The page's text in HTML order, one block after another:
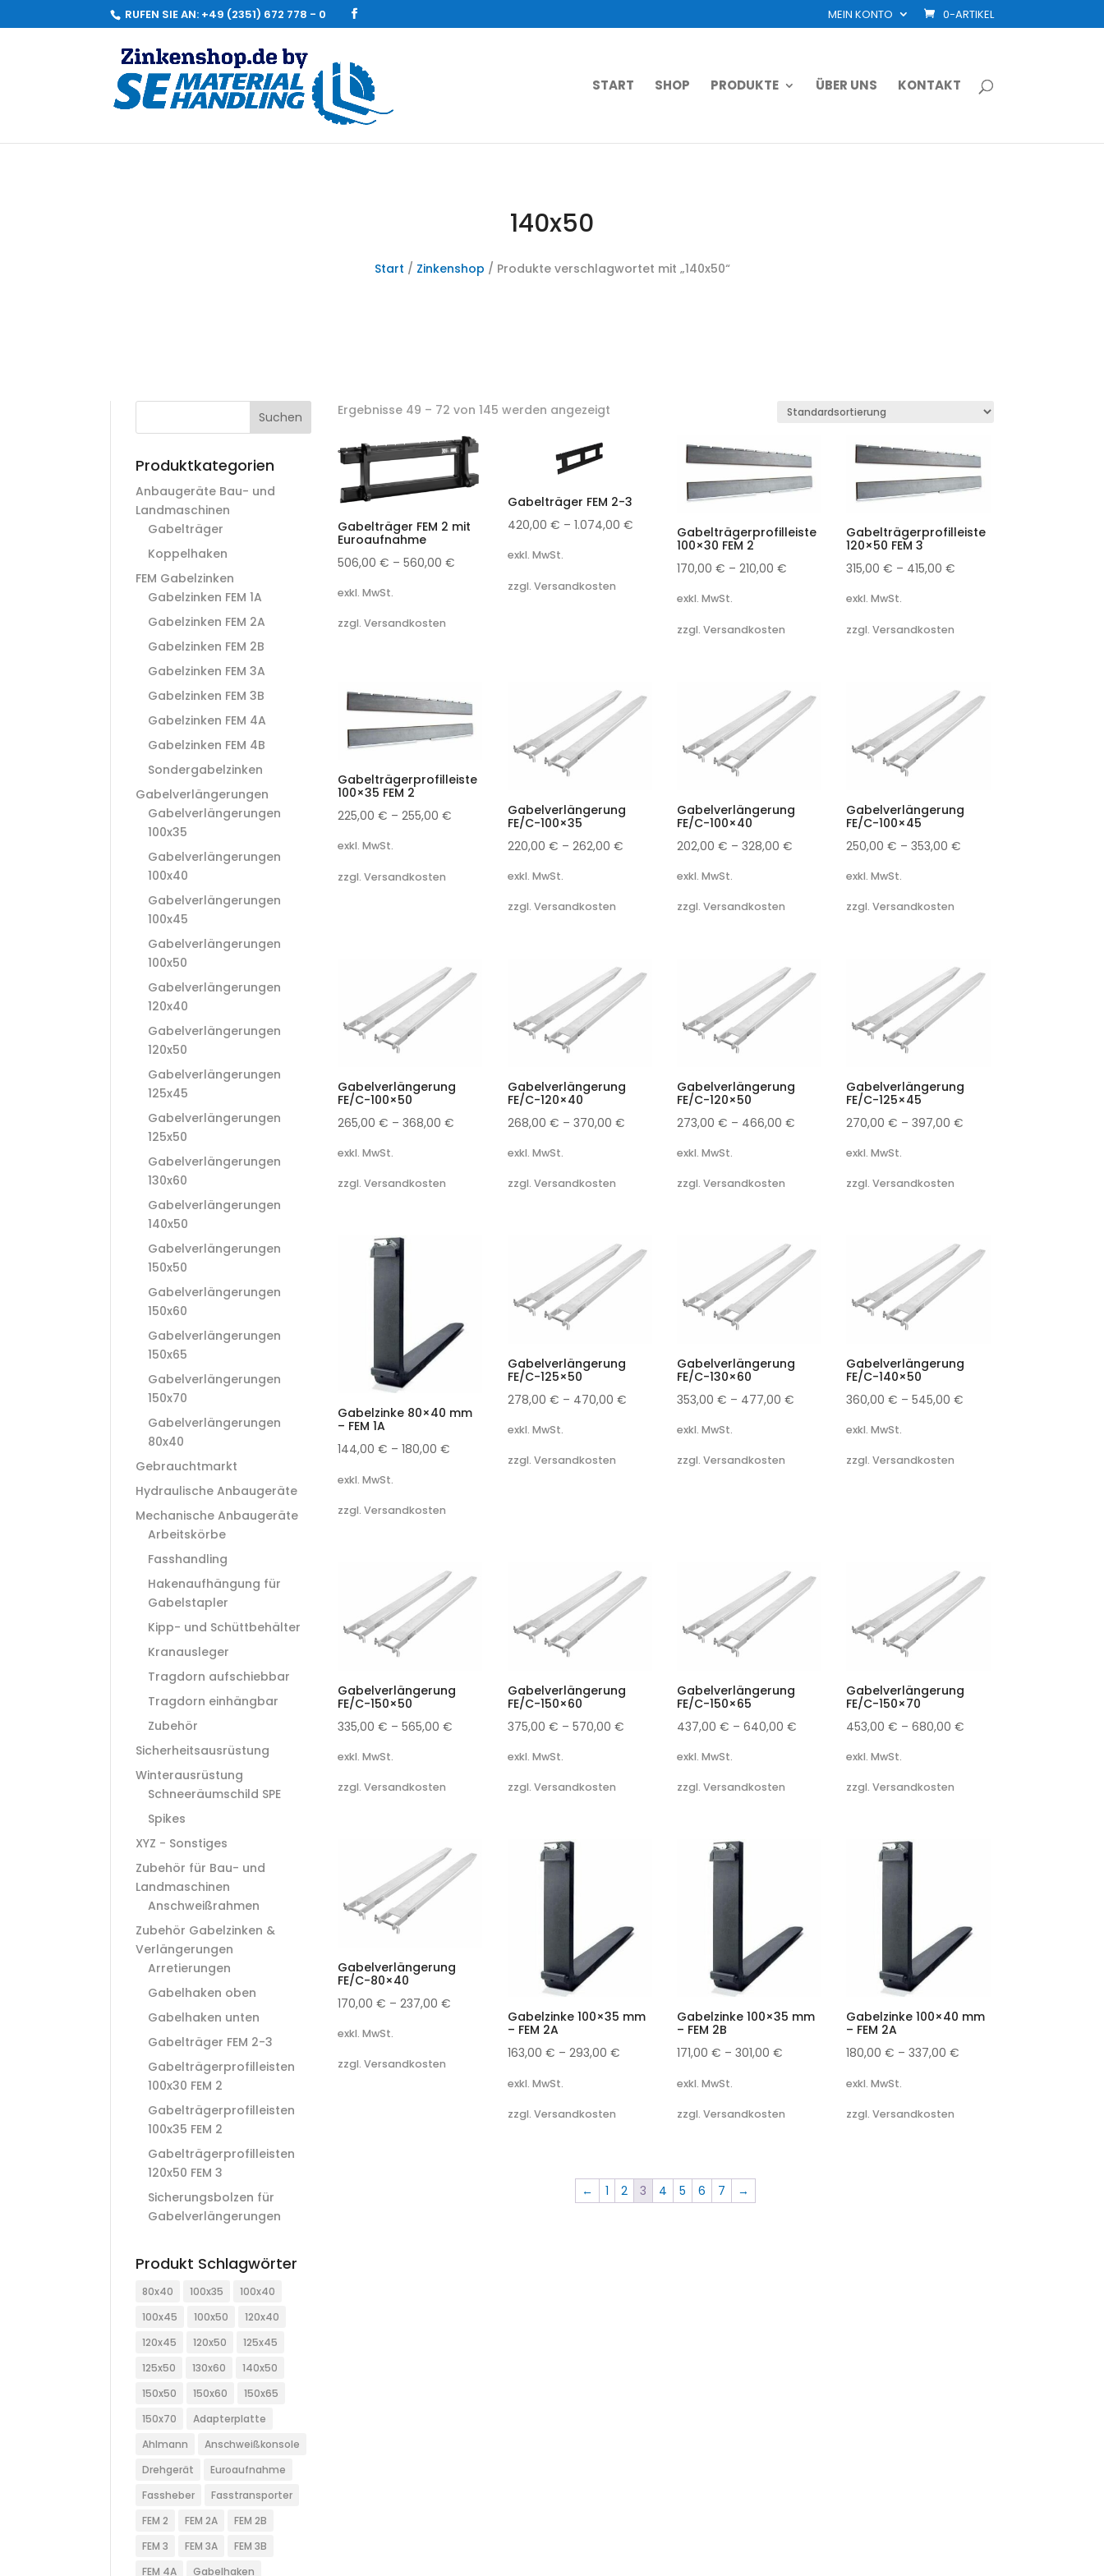
RUFEN SIE AN: +49 (2351) 672 778 - 0 MEIN KONTO 0-ARTIKEL
START SHOP PRODUKTE ÜBER UNS KONTAKT
140x50
Start / Zinkenshop / Produkte verschlagwortet mit „140x50“
Suchen
Produktkategorien
Anbaugeräte Bau- und
Landmaschinen
Gabelträger
Koppelhaken
FEM Gabelzinken
Gabelzinken FEM 1A
Gabelzinken FEM 2A
Gabelzinken FEM 2B
Gabelzinken FEM 3A
Gabelzinken FEM 3B
Gabelzinken FEM 4A
Gabelzinken FEM 4B
Sondergabelzinken
Gabelverlängerungen
Gabelverlängerungen
100x35
Gabelverlängerungen
100x40
Gabelverlängerungen
100x45
Gabelverlängerungen
100x50
Gabelverlängerungen
120x40
Gabelverlängerungen
120x50
Gabelverlängerungen
125x45
Gabelverlängerungen
125x50
Gabelverlängerungen
130x60
Gabelverlängerungen
140x50
Gabelverlängerungen
150x50
Gabelverlängerungen
150x60
Gabelverlängerungen
150x65
Gabelverlängerungen
150x70
Gabelverlängerungen
80x40
Gebrauchtmarkt
Hydraulische Anbaugeräte
Mechanische Anbaugeräte
Arbeitskörbe
Fasshandling
Hakenaufhängung für
Gabelstapler
Kipp- und Schüttbehälter
Kranausleger
Tragdorn aufschiebbar
Tragdorn einhängbar
Zubehör
Sicherheitsausrüstung
Winterausrüstung
Schneeräumschild SPE
Spikes
XYZ - Sonstiges
Zubehör für Bau- und
Landmaschinen
Anschweißrahmen
Zubehör Gabelzinken &
Verlängerungen
Arretierungen
Gabelhaken oben
Gabelhaken unten
Gabelträger FEM 2-3
Gabelträgerprofilleisten
100x30 FEM 2
Gabelträgerprofilleisten
100x35 FEM 2
Gabelträgerprofilleisten
120x50 FEM 3
Sicherungsbolzen für
Gabelverlängerungen
Produkt Schlagwörter
80x40 100x35
100x40
100x45
100x50
120x40
120x45
120x50
125x45
125x50
130x60
140x50
150x50
150x60
150x65
150x70
Adapterplatte
Ahlmann
Anschweißkonsole
Drehgerät
Euroaufnahme
Fassheber
Fasstransporter
FEM 2
FEM 2A
FEM 2B
FEM 3
FEM 3A
FEM 3B
FEM 4A
Gabelhaken
Ergebnisse 49 – 72 von 145 werden angezeigt
Gabelträger FEM 2 mit
Euroaufnahme
506,00€ –560,00€
exkl. MwSt.
zzgl. Versandkosten
Gabelträger FEM 2-3
420,00 € – 1.074,00 €
exkl. MwSt.
zzgl. Versandkosten
Gabelträgerprofilleiste
100×30 FEM 2
170,00 € – 210,00 €
exkl. MwSt.
zzgl. Versandkosten
Gabelträgerprofilleiste
120×50 FEM 3
315,00€ – 415,00€
exkl. MwSt.
zzgl. Versandkosten
Gabelträgerprofilleiste
100×35 FEM 2
225,00€ –255,00€
exkl. MwSt.
zzgl. Versandkosten
Gabelverlängerung
FE/C-100×35
220,00 € – 262,00 €
exkl. MwSt.
zzgl. Versandkosten
Gabelverlängerung
FE/C-100×40
202,00 € – 328,00 €
exkl. MwSt.
zzgl. Versandkosten
Gabelverlängerung
FE/C-100×45
250,00€ –353,00€
exkl. MwSt.
zzgl. Versandkosten
Gabelverlängerung
FE/C-100×50
265,00€ –368,00€
exkl. MwSt.
zzgl. Versandkosten
Gabelverlängerung
FE/C-120×40
268,00 € – 370,00 €
exkl. MwSt.
zzgl. Versandkosten
Gabelverlängerung
FE/C-120×50
273,00 € – 466,00 €
exkl. MwSt.
zzgl. Versandkosten
Gabelverlängerung
FE/C-125×45
270,00€ –397,00€
exkl. MwSt.
zzgl. Versandkosten
Gabelzinke 80×40 mm
– FEM 1A
144,00€ –180,00€
exkl. MwSt.
zzgl. Versandkosten
Gabelverlängerung
FE/C-125×50
278,00 € – 470,00 €
exkl. MwSt.
zzgl. Versandkosten
Gabelverlängerung
FE/C-130×60
353,00 € – 477,00 €
exkl. MwSt.
zzgl. Versandkosten
Gabelverlängerung
FE/C-140×50
360,00€ –545,00€
exkl. MwSt.
zzgl. Versandkosten
Gabelverlängerung
FE/C-150×50
335,00€ –565,00€
exkl. MwSt.
zzgl. Versandkosten
Gabelverlängerung
FE/C-150×60
375,00 € – 570,00 €
exkl. MwSt.
zzgl. Versandkosten
Gabelverlängerung
FE/C-150×65
437,00 € – 640,00 €
exkl. MwSt.
zzgl. Versandkosten
Gabelverlängerung
FE/C-150×70
453,00€ –680,00€
exkl. MwSt.
zzgl. Versandkosten
Gabelverlängerung
FE/C-80×40
170,00€ –237,00€
exkl. MwSt.
zzgl. Versandkosten
Gabelzinke 100×35 mm
– FEM 2A
163,00 € – 293,00 €
exkl. MwSt.
zzgl. Versandkosten
Gabelzinke 100×35 mm
– FEM 2B
171,00 € – 301,00 €
exkl. MwSt.
zzgl. Versandkosten
Gabelzinke 100×40 mm
– FEM 2A
180,00€ –337,00€
exkl. MwSt.
zzgl. Versandkosten
← 1 2 3 4 5 6 7 →